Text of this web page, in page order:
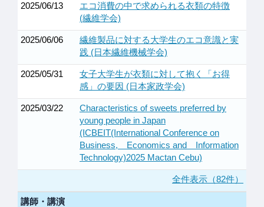
2025/06/13
エコ消費の中で求められる衣類の特徴
(繊維学会)
2025/06/06
繊維製品に対する大学生のエコ意識と実
践 (日本繊維機械学会)
2025/05/31
女子大学生が衣類に対して抱く「お得
感」の要因 (日本家政学会)
2025/03/22
Characteristics of sweets preferred by
young people in Japan
(ICBEIT(International Conference on
Business, Economics and Information
Technology)2025 Mactan Cebu)
全件表示（82件）
講師・講演